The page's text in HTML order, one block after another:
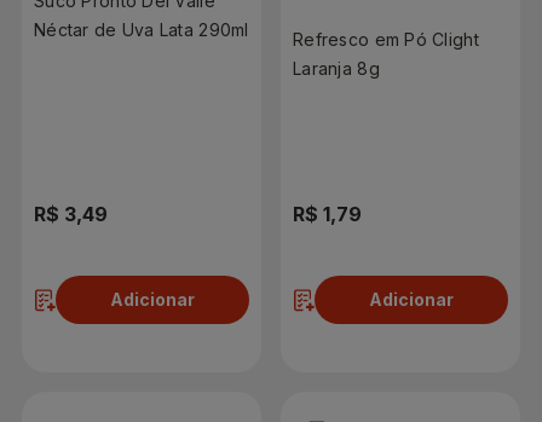
Néctar de Uva Lata 290ml
R$ 3,49
Adicionar
Refresco em Pó Clight
Laranja 8g
R$ 1,79
Adicionar